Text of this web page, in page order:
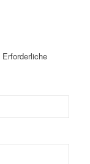
Erforderliche